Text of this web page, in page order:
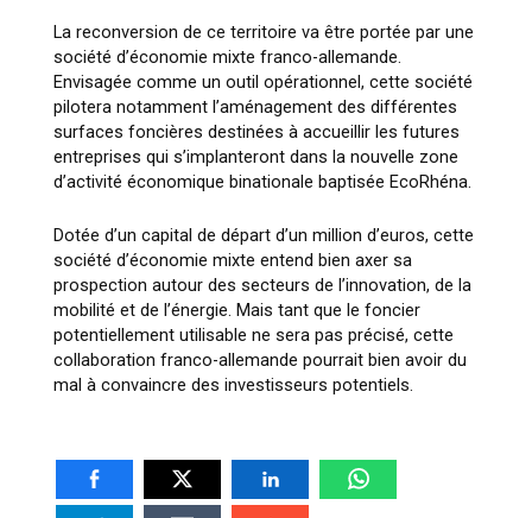
La reconversion de ce territoire va être portée par une
société d’économie mixte franco-allemande.
Envisagée comme un outil opérationnel, cette société
pilotera notamment l’aménagement des différentes
surfaces foncières destinées à accueillir les futures
entreprises qui s’implanteront dans la nouvelle zone
d’activité économique binationale baptisée EcoRhéna.
Dotée d’un capital de départ d’un million d’euros, cette
société d’économie mixte entend bien axer sa
prospection autour des secteurs de l’innovation, de la
mobilité et de l’énergie. Mais tant que le foncier
potentiellement utilisable ne sera pas précisé, cette
collaboration franco-allemande pourrait bien avoir du
mal à convaincre des investisseurs potentiels.